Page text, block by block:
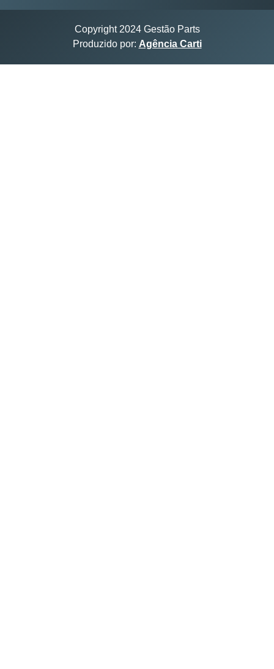
Copyright 2024 Gestão Parts
Produzido por: Agência Carti